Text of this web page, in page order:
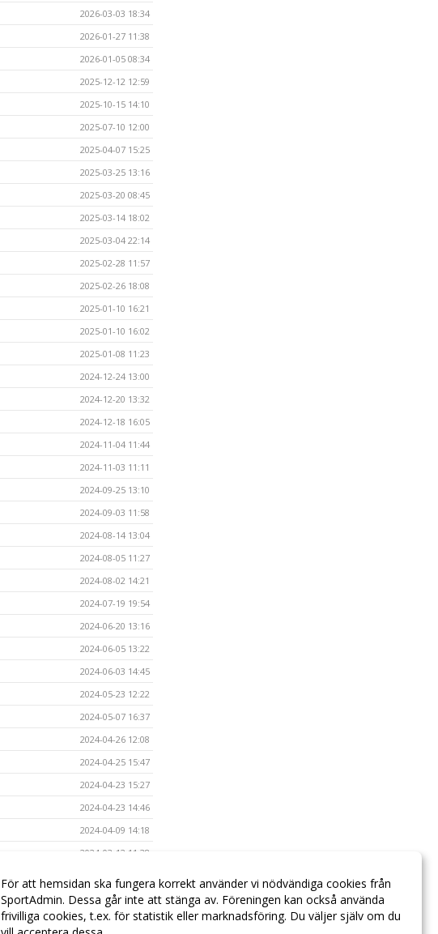
2026-03-03 18:34
2026-01-27 11:38
2026-01-05 08:34
2025-12-12 12:59
2025-10-15 14:10
2025-07-10 12:00
2025-04-07 15:25
2025-03-25 13:16
2025-03-20 08:45
2025-03-14 18:02
2025-03-04 22:14
2025-02-28 11:57
2025-02-26 18:08
2025-01-10 16:21
2025-01-10 16:02
2025-01-08 11:23
2024-12-24 13:00
2024-12-20 13:32
2024-12-18 16:05
2024-11-04 11:44
2024-11-03 11:11
2024-09-25 13:10
2024-09-03 11:58
2024-08-14 13:04
2024-08-05 11:27
2024-08-02 14:21
2024-07-19 19:54
2024-06-20 13:16
2024-06-05 13:22
2024-06-03 14:45
2024-05-23 12:22
2024-05-07 16:37
2024-04-26 12:08
2024-04-25 15:47
2024-04-23 15:27
2024-04-23 14:46
2024-04-09 14:18
2024-03-12 11:38
2023-12-04 16:43
För att hemsidan ska fungera korrekt använder vi nödvändiga cookies från
SportAdmin. Dessa går inte att stänga av. Föreningen kan också använda
frivilliga cookies, t.ex. för statistik eller marknadsföring. Du väljer själv om du